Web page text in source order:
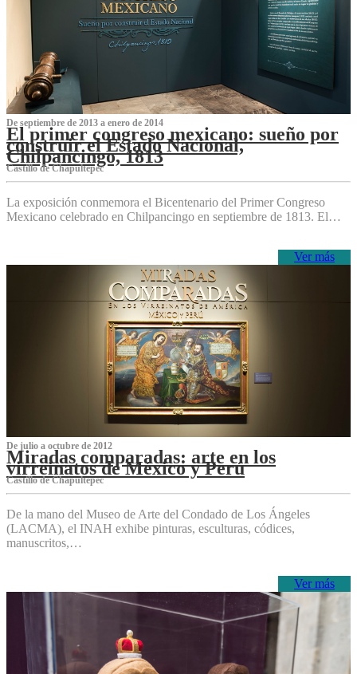
De septiembre de 2013 a enero de 2014
El primer congreso mexicano: sueño por
construir el Estado Nacional,
Chilpancingo, 1813
Castillo de Chapultepec
La exposición conmemora el Bicentenario del Primer Congreso
Mexicano celebrado en Chilpancingo en septiembre de 1813. El…
Ver más
De julio a octubre de 2012
Miradas comparadas: arte en los
virreinatos de México y Perú
Castillo de Chapultepec
De la mano del Museo de Arte del Condado de Los Ángeles
(LACMA), el INAH exhibe pinturas, esculturas, códices,
manuscritos,…
Ver más